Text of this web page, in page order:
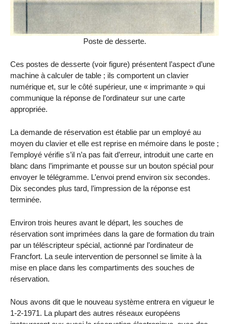
Poste de desserte.
Ces postes de desserte (voir figure) présentent l’aspect d’une
machine à calculer de table ; ils comportent un clavier
numérique et, sur le côté supérieur, une « imprimante » qui
communique la réponse de l’ordinateur sur une carte
appropriée.
La demande de réservation est établie par un employé au
moyen du clavier et elle est reprise en mémoire dans le poste ;
l’employé vérifie s’il n’a pas fait d’erreur, introduit une carte en
blanc dans l’imprimante et pousse sur un bouton spécial pour
envoyer le télégramme. L’envoi prend environ six secondes.
Dix secondes plus tard, l’impression de la réponse est
terminée.
Environ trois heures avant le départ, les souches de
réservation sont imprimées dans la gare de formation du train
par un téléscripteur spécial, actionné par l’ordinateur de
Francfort. La seule intervention de personnel se limite à la
mise en place dans les compartiments des souches de
réservation.
Nous avons dit que le nouveau système entrera en vigueur le
1-2-1971. La plupart des autres réseaux européens